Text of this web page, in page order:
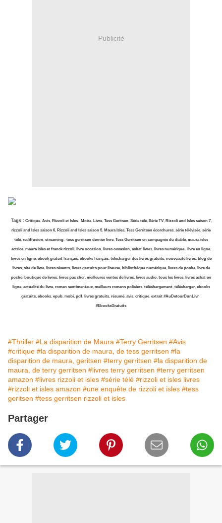
Publicité
Tags :Critique, Avis, Rizzoli et Isles, Moira, Livre, Tess Geritsen,Série télé, Série TV, Rizzoli and Isles saison 7,
rizzoli and Isles saison 6, Rizzoli and Isles saison 5, Maura Isles, Tess Gerritsen écorchures, série télévisée, série
télé, rediffusion, streaming, tess gerritsen dernier livre, Tess Gerritsen en compagnie du diable, maura isles
actrice, maura isles et franck rizzoli, livre occasion, livres occasion, achat livres, livres numérique, livre en ligne,
livres en ligne, ebook gratuit français, ebooks français, télécharger des livres gratuits, nouveauté livres, blog de
livres, site de livre, livres récents,livres gratuits pour liseuse, bibliothèque numérique, livres de poche, livre de
poche, boutique de livres, livres pas cher, meilleures ventes de livres, livres audio, tous les livres, livres achat en
ligne,actualité du livre, roman sentimentaux, meilleurs romans policiers, téléchargement, télécharger, ebooks
gratuits, ebooks, epub, mobi, pdf, livres gratuits, résumé, avis, critique, extrait #AuDetourDunLivr
#EbooksGratuits
#Thriller #La disparition de Maura #Terry Gerritsen #Avis
#critique #la disparition de maura, de tess gerritsen #la
disparition de maura, geritsen #terry gerritsen #la disparition de
maura, de terry gerritsen #livres terry gerritsen #terry gerritsen
amazon #livres rizzoli et isles #série télé #rizzoli et isles livres
#rizzoli et isles amazon #une enquête de rizzoli et isles #tess
geritsen #tess gerritsen rizzoli et isles
Partager